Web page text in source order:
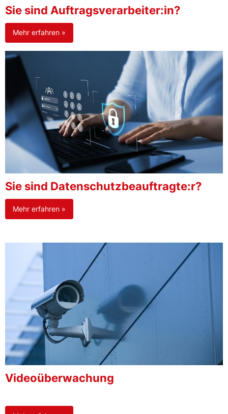
Sie sind Auftragsverarbeiter:in?
Mehr erfahren »
Sie sind Datenschutzbeauftragte:r?
Mehr erfahren »
Videoüberwachung